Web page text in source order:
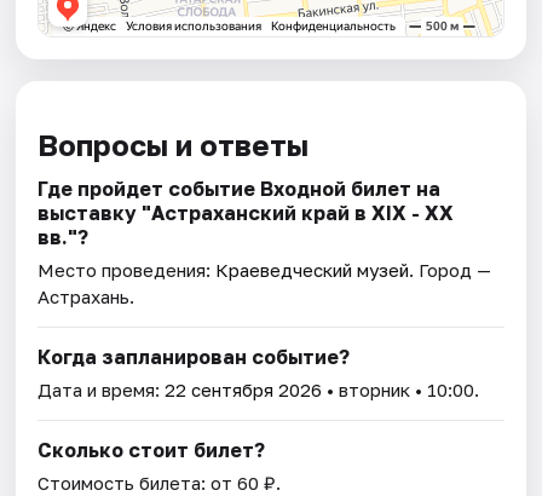
Вопросы и ответы
Где пройдет событие Входной билет на
выставку "Астраханский край в XIX - XX
вв."?
Место проведения: Краеведческий музей. Город —
Астрахань.
Когда запланирован событие?
Дата и время:22 сентября 2026 • вторник • 10:00.
Сколько стоит билет?
Стоимость билета: от 60 ₽.